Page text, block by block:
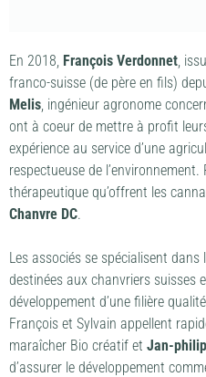
En 2018, François Verdonnet,
franco-suisse (de père en fils)
Melis, ingénieur agronome
ont à coeur de mettre à profit
expérience au service d’une
respectueuse de
thérapeutique qu’offrent les
Chanvre DC.
Les associés se spécialisent
destinées aux chanvriers suisses
développement d’une filière
François et Sylvain appellent
maraîcher Bio créatif et Jan-
d’assurer le développement